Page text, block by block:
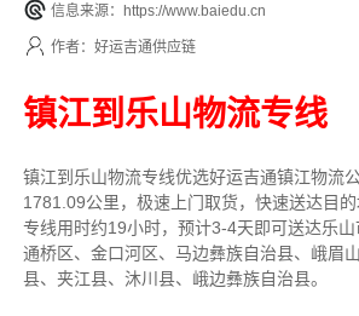
信息来源：https://www.baiedu.cn
作者：好运吉通供应链
镇江到乐山物流专线
镇江到乐山物流专线优选好运吉通镇江物流
1781.09公里， 极速上门取货，快速送达目
专线用时约19小时，预计3-4天即可送达乐
通桥区、金口河区、马边彝族自治县、峨眉
县、夹江县、沐川县、峨边彝族自治县。